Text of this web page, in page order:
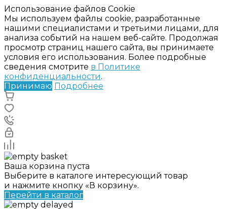
Использование файлов Cookie
Мы используем файлы cookie, разработанные
нашими специалистами и третьими лицами, для
анализа событий на нашем веб-сайте. Продолжая
просмотр страниц нашего сайта, вы принимаете
условия его использования. Более подробные
сведения смотрите в Политике
конфиденциальности.
Принимаю Подробнее
Ваша корзина пуста
Выберите в каталоге интересующий товар
и нажмите кнопку «В корзину».
Перейти в каталог